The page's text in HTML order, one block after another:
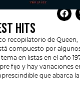
HITS
recopilatorio de
compuesto por
en listas en el año
fijo y hay variaciones
que abarca